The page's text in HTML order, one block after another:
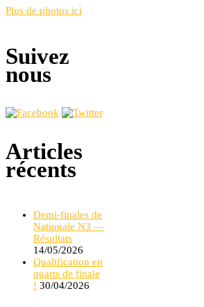
Plus de photos ici
Suivez
nous
Articles
récents
Demi-finales de
Nationale N3 —
Résultats
14/05/2026
Qualification en
quarts de finale
! 30/04/2026